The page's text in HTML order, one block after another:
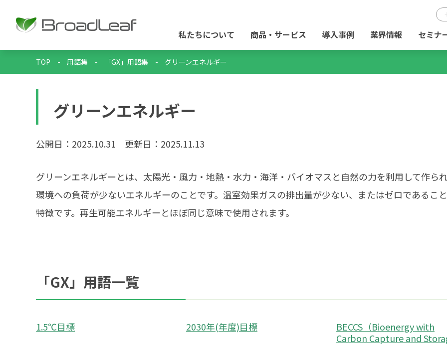
私たちについて 商品・サービス 導入事例 業界情報 セミナ
TOP - 用語集 - 「GX」用語集 - グリーンエネルギー
グリーンエネルギー
公開日：2025.10.31 更新日：2025.11.13
グリーンエネルギーとは、太陽光・風力・地熱・水力・海洋・バイオマスと自然の力を利用して作ら
環境への負荷が少ないエネルギーのことです。温室効果ガスの排出量が少ない、またはゼロであるこ
特徴です。再生可能エネルギーとほぼ同じ意味で使用されます。
「GX」用語一覧
1.5℃目標 2030年(年度)目標
BECCS（Bioenergy with
Carbon Capture and